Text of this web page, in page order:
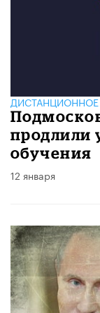
продлили
обучения
12 января